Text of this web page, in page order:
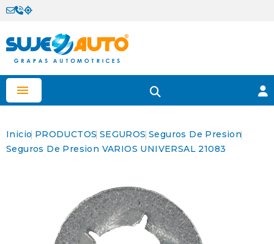

Inicio PRODUCTOS SEGUROS Seguros De Presion
Seguros De Presion VARIOS UNIVERSAL 21083